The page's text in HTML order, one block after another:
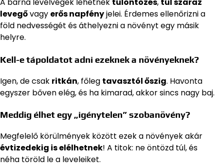
A barna levélvégek lehetnek túlöntözés, túl száraz
levegővagy erős napfényjelei. Érdemes ellenőrizni a
föld nedvességét és áthelyezni a növényt egy másik
helyre.
Kell-e tápoldatot adni ezeknek a növényeknek?
Igen, de csak ritkán, főleg tavasztól őszig. Havonta
egyszer bőven elég, és ha kimarad, akkor sincs nagy baj.
Meddig élhet egy „igénytelen” szobanövény?
Megfelelő körülmények között ezek a növények akár
évtizedekig is elélhetnek! A titok: ne öntözd túl, és
néha töröld le a leveleiket.